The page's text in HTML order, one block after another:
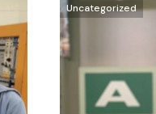
Uncategorized